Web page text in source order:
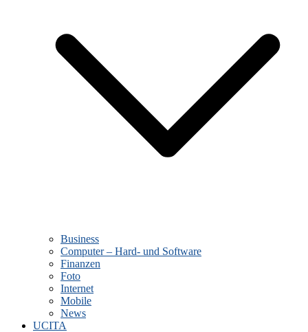
Business
Computer – Hard- und Software
Finanzen
Foto
Internet
Mobile
News
UCITA